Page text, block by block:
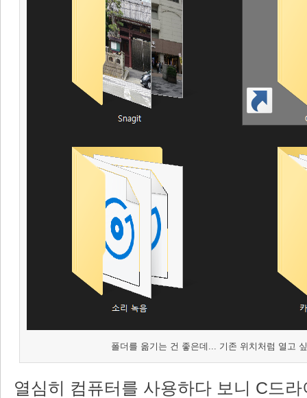
폴더를 옮기는 건 좋은데... 기존 위치처럼 열고
열심히 컴퓨터를 사용하다 보니 C드